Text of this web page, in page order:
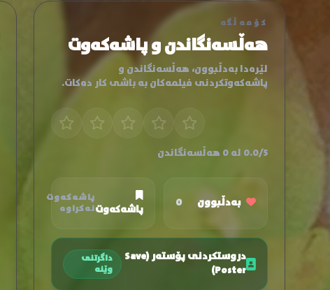
کۆمەڵگە
هەڵسەنگاندن و پاشەکەوت
لێرەدا بەدڵبوون، هەڵسەنگاندن و
پاشەکەوتکردنی فیلمەکان بە باشی کار دەکات.
0.0/5 لە 0 هەڵسەنگاندن
بەدڵبوون 0 پاشەکەوت
پاشەکەوت
نەکراوە
دروستکردنی پۆستەر (Save
Poster)
داگرتنی
وێنە